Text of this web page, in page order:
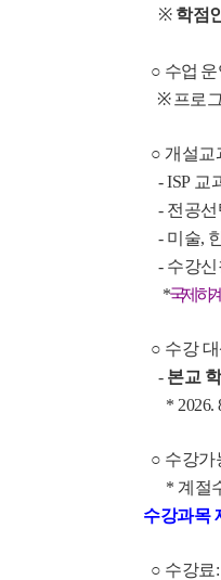
※ 학점
○ 수업
※ 프로그
○ 개설교
- ISP 교
- 전공선
- 미술,
- 수강신
*국제하
○ 수강
- 본교
* 2026.
○ 수강가
* 계절수
수강과목
○ 수강료: